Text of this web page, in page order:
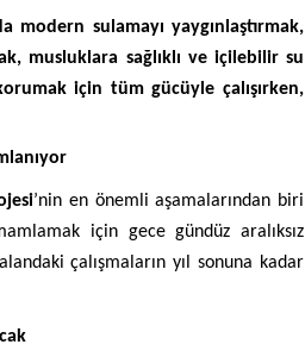
modern sulamayı yaygınlaştırmak,
musluklara sağlıklı ve içilebilir su
için tüm gücüyle çalışırken,
’nin en önemli aşamalarından biri
için gece gündüz aralıksız
çalışmaların yıl sonuna kadar